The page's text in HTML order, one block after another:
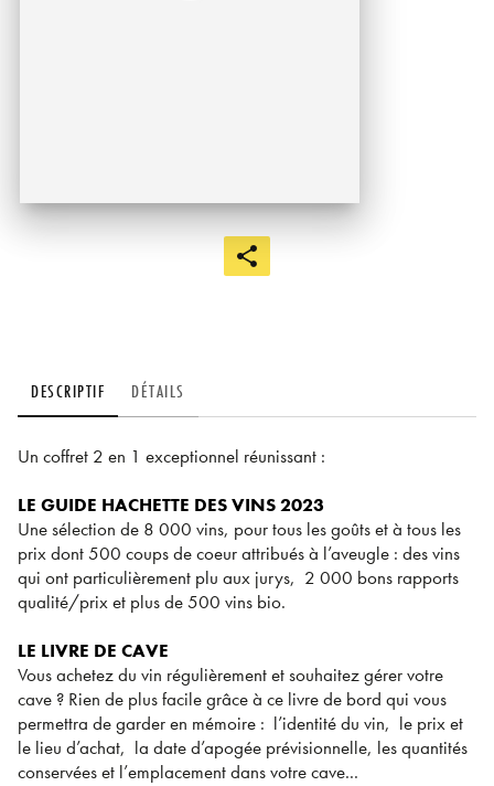
DESCRIPTIF DÉTAILS
Un coffret 2 en 1 exceptionnel réunissant :
LE GUIDE HACHETTE DES VINS 2023
Une sélection de 8 000 vins, pour tous les goûts et à tous les
prix dont 500 coups de coeur attribués à l’aveugle : des vins
qui ont particulièrement plu aux jurys, 2 000 bons rapports
qualité/prix et plus de 500 vins bio.
LE LIVRE DE CAVE
Vous achetez du vin régulièrement et souhaitez gérer votre
cave ? Rien de plus facile grâce à ce livre de bord qui vous
permettra de garder en mémoire : l’identité du vin, le prix et
le lieu d’achat, la date d’apogée prévisionnelle, les quantités
conservées et l’emplacement dans votre cave...